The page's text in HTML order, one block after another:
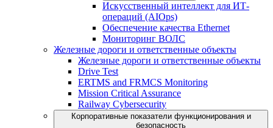
Искусственный интеллект для ИТ-
операций (AIOps)
Обеспечение качества Ethernet
Мониторинг ВОЛС
Железные дороги и ответственные объекты
Железные дороги и ответственные объекты
Drive Test
ERTMS and FRMCS Monitoring
Mission Critical Assurance
Railway Cybersecurity
Корпоративные показатели функционирования и
безопасность